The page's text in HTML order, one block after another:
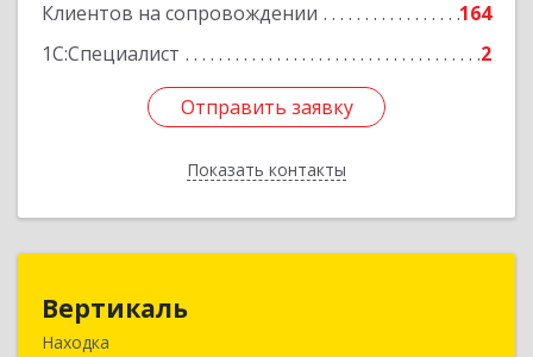
Клиентов на сопровождении
164
1С:Специалист
2
Отправить заявку
Показать контакты
Подробнее
Отправить заявку
Назад
Вертикаль
Находка